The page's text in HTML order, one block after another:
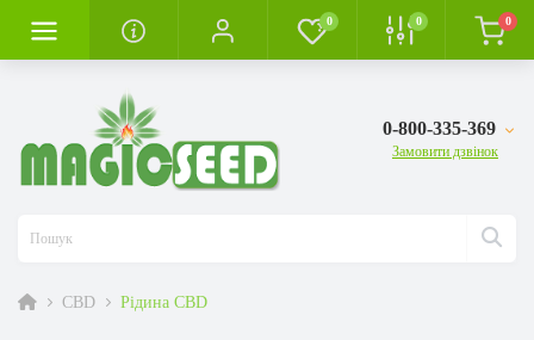
0 0 0
0-800-335-369
Замовити дзвінок
CBD Рідина CBD